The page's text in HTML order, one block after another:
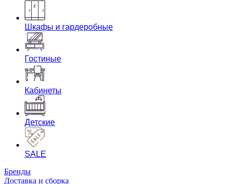
Шкафы и гардеробные
Гостиные
Кабинеты
Детские
SALE
Бренды
Доставка и сборка